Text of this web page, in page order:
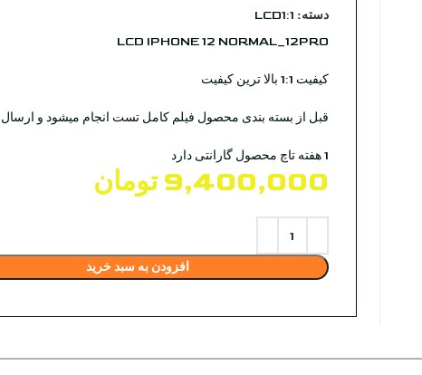
دسته: LCD1:1
LCD IPHONE 12 NORMAL_12PRO
کیفیت 1:1 بالا ترین کیفیت
قبل از بسته بندی محصول فیلم کامل تست انجام میشود و
1 هفته تاچ محصول گارانتی دارد
9,400,000 تومان
افزودن به سبد خرید